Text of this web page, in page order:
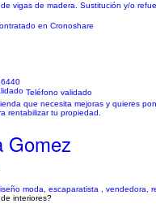
vigas de madera. Sustitución y/o
en Cronoshare
Teléfono validado
que necesita mejoras y quieres
rentabilizar tu propiedad.
Gomez
moda, escaparatista , vendedora,